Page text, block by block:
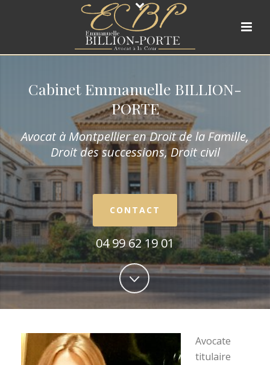
Cabinet Emmanuelle BILLION-
PORTE
Avocat à Montpellier en Droit de la Famille,
Droit des successions, Droit civil
CONTACT
04 99 62 19 01
Avocate
titulaire